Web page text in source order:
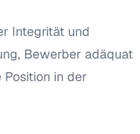
Integrität und
Bewerber adäquat
in der